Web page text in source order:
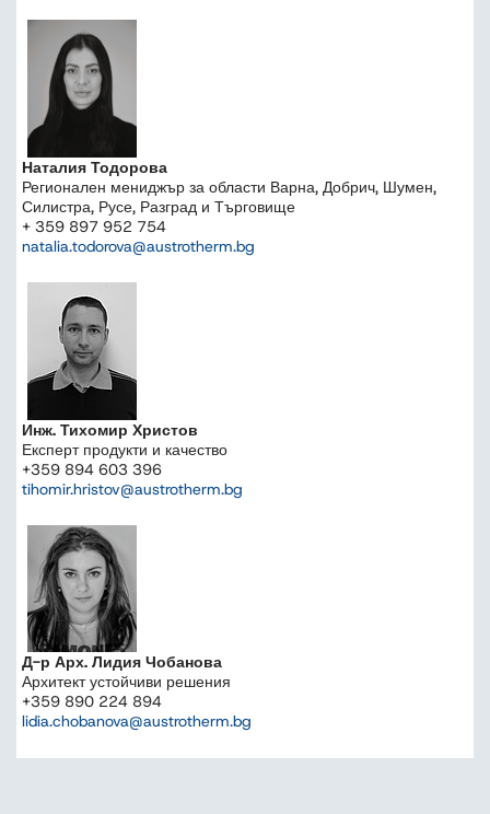
Наталия Тодорова
Регионален мениджър за области Варна, Добрич, Шумен,
Силистра, Русе, Разград и Търговище
+ 359 897 952 754
natalia.todorova@austrotherm.bg
Инж. Тихомир Христов
Експерт продукти и качество
+359 894 603 396
tihomir.hristov@austrotherm.bg
Д-р Арх. Лидия Чобанова
Архитект устойчиви решения
+359 890 224 894
lidia.chobanova@austrotherm.bg